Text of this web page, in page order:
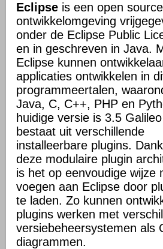
Eclipse is een open source
ontwikkelomgeving
onder de Eclipse Public
en in geschreven in Java.
Eclipse kunnen
applicaties ontwikkelen in
programmeertalen,
Java, C, C++, PHP en
huidige versie is 3.5
bestaat uit verschillende
installeerbare plugins.
deze modulaire plugin
is het op eenvoudige wijze
voegen aan Eclipse door
te laden. Zo kunnen
plugins werken met
versiebeheersystemen als
diagrammen.